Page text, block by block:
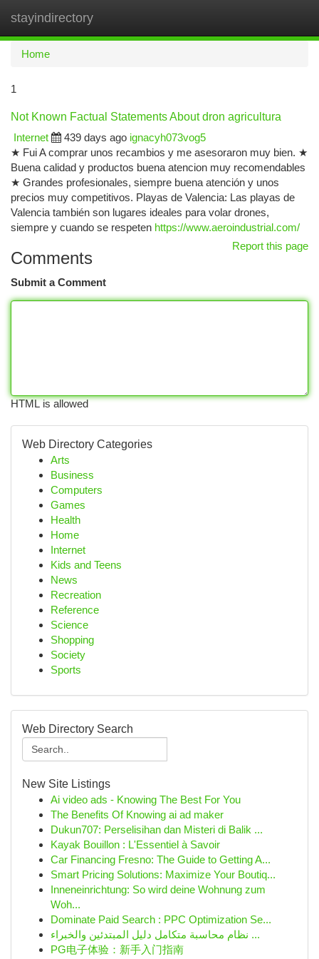
stayindirectory
Home
1
Not Known Factual Statements About dron agricultura
Internet
439 days ago ignacyh073vog5
★ Fui A comprar unos recambios y me asesoraron muy bien. ★
Buena calidad y productos buena atencion muy recomendables
★ Grandes profesionales, siempre buena atención y unos
precios muy competitivos. Playas de Valencia: Las playas de
Valencia también son lugares ideales para volar drones,
siempre y cuando se respeten https://www.aeroindustrial.com/
Report this page
Comments
Submit a Comment
HTML is allowed
Web Directory Categories
Arts
Business
Computers
Games
Health
Home
Internet
Kids and Teens
News
Recreation
Reference
Science
Shopping
Society
Sports
Web Directory Search
New Site Listings
Ai video ads - Knowing The Best For You
The Benefits Of Knowing ai ad maker
Dukun707: Perselisihan dan Misteri di Balik ...
Kayak Bouillon : L'Essentiel à Savoir
Car Financing Fresno: The Guide to Getting A...
Smart Pricing Solutions: Maximize Your Boutiq...
Inneneinrichtung: So wird deine Wohnung zum
Woh...
Dominate Paid Search : PPC Optimization Se...
نظام محاسبة متكامل دليل المبتدئين والخبراء ...
PG电子体验：新手入门指南